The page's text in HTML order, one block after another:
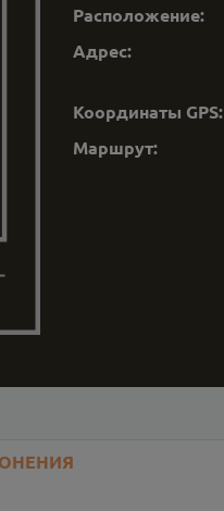
Расположение:
Адрес:
Координаты GPS:
Маршрут: